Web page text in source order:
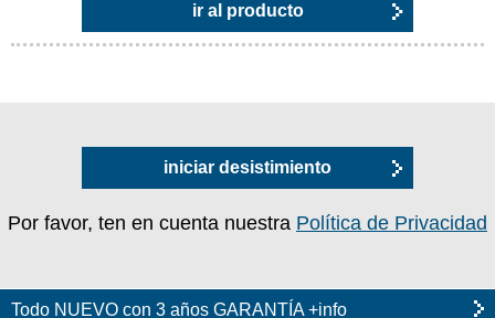
ir al producto
iniciar desistimiento
Por favor, ten en cuenta nuestra Política de Privacidad
Todo NUEVO con 3 años GARANTÍA +info